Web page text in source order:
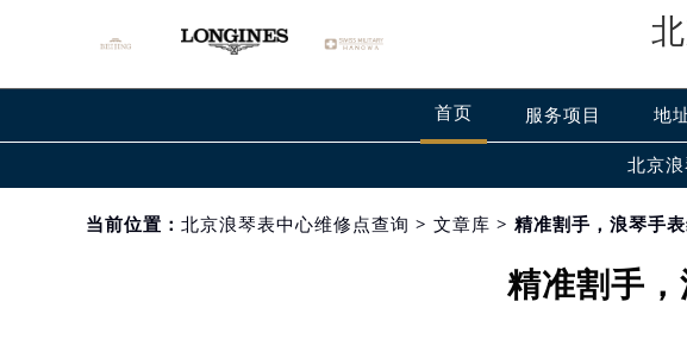
首页 服务项目 地
北京
当前位置： 北京浪琴表中心维修点查询 > 文章库 > 精准割手，浪琴手表
精准割手，